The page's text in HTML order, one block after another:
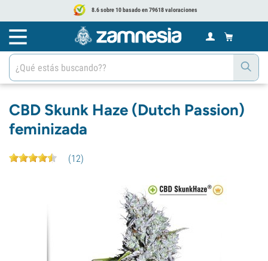
8.6 sobre 10 basado en 79618 valoraciones
CBD Skunk Haze (Dutch Passion)
feminizada
(12)